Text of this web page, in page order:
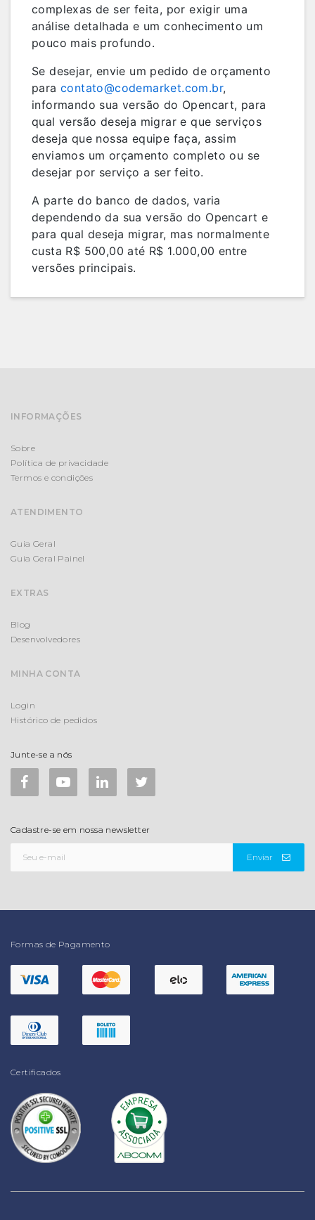
complexas de ser feita, por exigir uma
análise detalhada e um conhecimento um
pouco mais profundo.
Se desejar, envie um pedido de orçamento
para contato@codemarket.com.br,
informando sua versão do Opencart, para
qual versão deseja migrar e que serviços
deseja que nossa equipe faça, assim
enviamos um orçamento completo ou se
desejar por serviço a ser feito.
A parte do banco de dados, varia
dependendo da sua versão do Opencart e
para qual deseja migrar, mas normalmente
custa R$ 500,00 até R$ 1.000,00 entre
versões principais.
INFORMAÇÕES
Sobre
Política de privacidade
Termos e condições
ATENDIMENTO
Guia Geral
Guia Geral Painel
EXTRAS
Blog
Desenvolvedores
MINHA CONTA
Login
Histórico de pedidos
Junte-se a nós
Cadastre-se em nossa newsletter
Enviar
Formas de Pagamento
Certificados